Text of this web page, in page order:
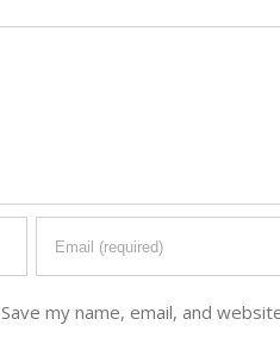
Save my name, email, and